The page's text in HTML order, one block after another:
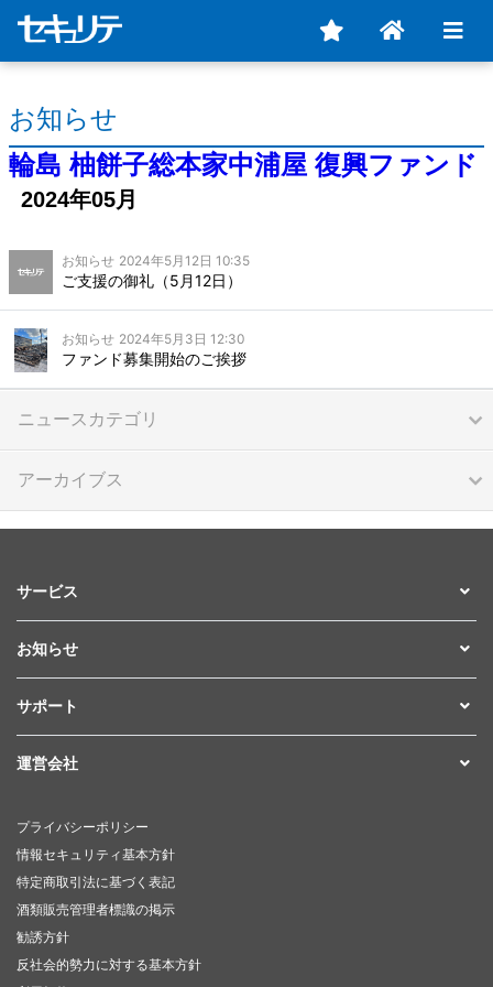
お知らせ
輪島 柚餅子総本家中浦屋 復興ファンド
2024年05月
お知らせ 2024年5月12日 10:35
ご支援の御礼（5月12日）
お知らせ 2024年5月3日 12:30
ファンド募集開始のご挨拶
ニュースカテゴリ
アーカイブス
サービス
お知らせ
サポート
運営会社
プライバシーポリシー
情報セキュリティ基本方針
特定商取引法に基づく表記
酒類販売管理者標識の掲示
勧誘方針
反社会的勢力に対する基本方針